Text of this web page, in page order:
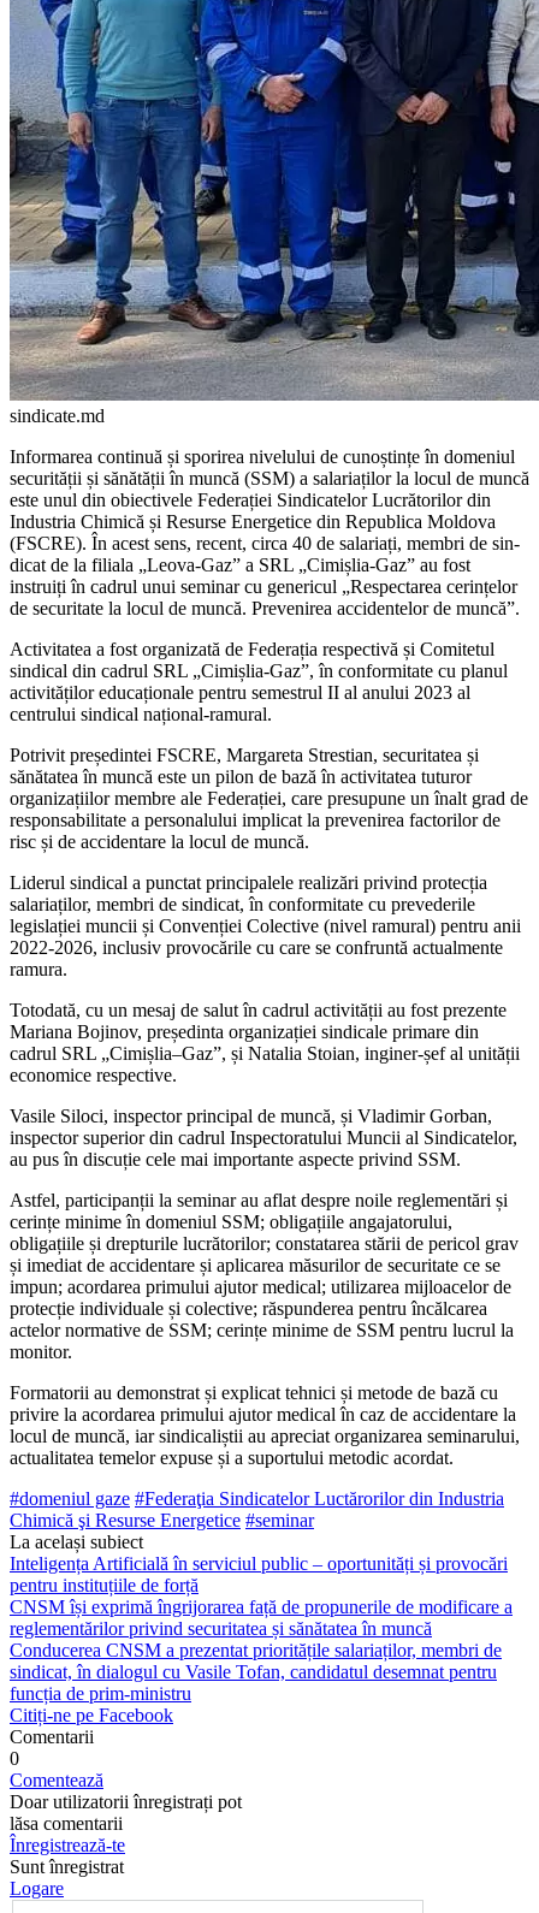
sindicate.md
Informarea continuă și sporirea nivelului de cunoștințe în dome­niul
securității și sănătății în mun­că (SSM) a salariaților la locul de muncă
este unul din obiectivele Federației Sindicatelor Lucrători­lor din
Industria Chimică și Resurse Energetice din Republica Moldova
(FSCRE). În acest sens, recent, circa 40 de salariați, membri de sin­
dicat de la filiala „Leova-Gaz” a SRL „Cimișlia-Gaz” au fost
instruiți în cadrul unui seminar cu genericul „Respectarea cerințelor
de securita­te la locul de muncă. Prevenirea ac­cidentelor de muncă”.
Activitatea a fost organizată de Federația respectivă și Comitetul
sindical din ca­drul SRL „Cimișlia-Gaz”, în conformitate cu planul
activităților educaționale pentru semestrul II al anului 2023 al
centrului sindical național-ramural.
Potrivit președintei FSCRE, Margareta Strestian, securitatea și
sănătatea în muncă este un pilon de bază în activitatea tuturor
organizațiilor membre ale Federației, care presupune un înalt grad de
responsabili­tate a personalului implicat la prevenirea factorilor de
risc și de accidentare la locul de muncă.
Liderul sindical a punctat principalele re­alizări privind protecția
salariaților, membri de sindicat, în conformitate cu prevederile
legislației muncii și Convenției Colective (nivel ramural) pentru anii
2022-2026, in­clusiv provocările cu care se confruntă ac­tualmente
ramura.
Totodată, cu un mesaj de salut în cadrul activității au fost prezente
Mariana Bojinov, președinta organizației sindicale primare din
cadrul SRL „Cimișlia–Gaz”, și Natalia Stoian, inginer-șef al unității
economice re­spective.
Vasile Siloci, inspector principal de mun­că, și Vladimir Gorban,
inspector superior din cadrul Inspectoratului Muncii al Sindi­catelor,
au pus în discuție cele mai impor­tante aspecte privind SSM.
Astfel, participanții la seminar au aflat despre noile reglementări și
cerințe minime în domeniul SSM; obligațiile angajatorului,
obligațiile și drepturile lucrătorilor; con­statarea stării de pericol grav
și imediat de accidentare și aplicarea măsurilor de securi­tate ce se
impun; acordarea primului ajutor medical; utilizarea mijloacelor de
protecție individuale și colective; răspunderea pentru încălcarea
actelor normative de SSM; cerințe minime de SSM pentru lucrul la
monitor.
Formatorii au demonstrat și explicat teh­nici și metode de bază cu
privire la acorda­rea primului ajutor medical în caz de acci­dentare la
locul de muncă, iar sindicaliștii au apreciat organizarea seminarului,
actu­alitatea temelor expuse și a suportului me­todic acordat.
#domeniul gaze #Federaţia Sindicatelor Luctărorilor din Industria
Chimică şi Resurse Energetice #seminar
La același subiect
Inteligența Artificială în serviciul public – oportunități și provocări
pentru instituțiile de forță
CNSM își exprimă îngrijorarea față de propunerile de modificare a
reglementărilor privind securitatea și sănătatea în muncă
Conducerea CNSM a prezentat prioritățile salariaților, membri de
sindicat, în dialogul cu Vasile Tofan, candidatul desemnat pentru
funcția de prim-ministru
Citiți-ne pe Facebook
Comentarii
0
Comentează
Doar utilizatorii înregistrați pot
lăsa comentarii
Înregistrează-te
Sunt înregistrat
Logare